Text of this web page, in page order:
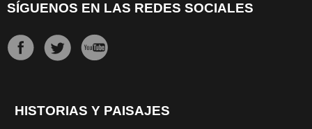
SÍGUENOS EN LAS REDES SOCIALES
HISTORIAS Y PAISAJES